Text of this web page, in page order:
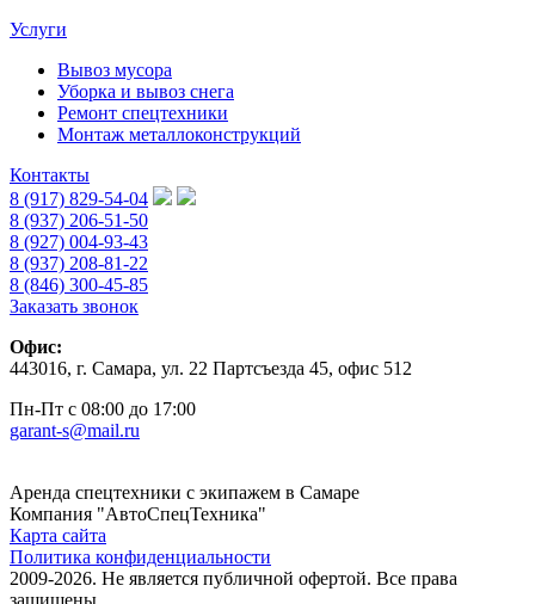
Услуги
Вывоз мусора
Уборка и вывоз снега
Ремонт спецтехники
Монтаж металлоконструкций
Контакты
8 (917) 829-54-04
8 (937) 206-51-50
8 (927) 004-93-43
8 (937) 208-81-22
8 (846) 300-45-85
Заказать звонок
Офис:
443016, г. Самара, ул. 22 Партсъезда 45, офис 512
Пн-Пт с 08:00 до 17:00
garant-s@mail.ru
Аренда спецтехники с экипажем в Самаре
Компания "АвтоСпецТехника"
Карта сайта
Политика конфиденциальности
2009-2026. Не является публичной офертой. Все права
защищены.